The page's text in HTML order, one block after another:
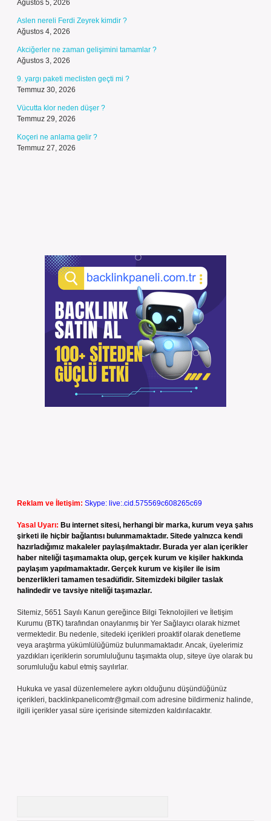
Ağustos 5, 2026
Aslen nereli Ferdi Zeyrek kimdir ?
Ağustos 4, 2026
Akciğerler ne zaman gelişimini tamamlar ?
Ağustos 3, 2026
9. yargı paketi meclisten geçti mi ?
Temmuz 30, 2026
Vücutta klor neden düşer ?
Temmuz 29, 2026
Koçeri ne anlama gelir ?
Temmuz 27, 2026
Reklam ve İletişim: Skype: live:.cid.575569c608265c69
Yasal Uyarı: Bu internet sitesi, herhangi bir marka, kurum veya şahıs
şirketi ile hiçbir bağlantısı bulunmamaktadır. Sitede yalnızca kendi
hazırladığımız makaleler paylaşılmaktadır. Burada yer alan içerikler
haber niteliği taşımamakta olup, gerçek kurum ve kişiler hakkında
paylaşım yapılmamaktadır. Gerçek kurum ve kişiler ile isim
benzerlikleri tamamen tesadüfidir. Sitemizdeki bilgiler taslak
halindedir ve tavsiye niteliği taşımazlar.
Sitemiz, 5651 Sayılı Kanun gereğince Bilgi Teknolojileri ve İletişim
Kurumu (BTK) tarafından onaylanmış bir Yer Sağlayıcı olarak hizmet
vermektedir. Bu nedenle, sitedeki içerikleri proaktif olarak denetleme
veya araştırma yükümlülüğümüz bulunmamaktadır. Ancak, üyelerimiz
yazdıkları içeriklerin sorumluluğunu taşımakta olup, siteye üye olarak bu
sorumluluğu kabul etmiş sayılırlar.
Hukuka ve yasal düzenlemelere aykırı olduğunu düşündüğünüz
içerikleri, backlinkpanelicomtr@gmail.com adresine bildirmeniz halinde,
ilgili içerikler yasal süre içerisinde sitemizden kaldırılacaktır.